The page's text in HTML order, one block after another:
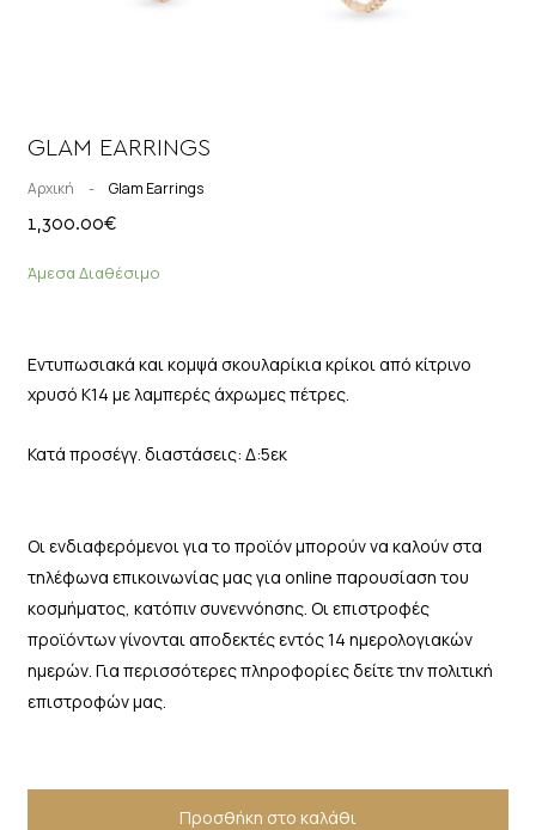
GLAM EARRINGS
Αρχική - Glam Earrings
1,300.00€
Άμεσα Διαθέσιμο
Εντυπωσιακά και κομψά σκουλαρίκια κρίκοι από κίτρινο
χρυσό Κ14 με λαμπερές άχρωμες πέτρες.
Κατά προσέγγ. διαστάσεις: Δ:5εκ
Οι ενδιαφερόμενοι για το προϊόν μπορούν να καλούν στα
τηλέφωνα επικοινωνίας μας για online παρουσίαση του
κοσμήματος, κατόπιν συνεννόησης. Οι επιστροφές
προϊόντων γίνονται αποδεκτές εντός 14 ημερολογιακών
ημερών. Για περισσότερες πληροφορίες δείτε την πολιτική
επιστροφών μας.
Προσθήκη στο καλάθι